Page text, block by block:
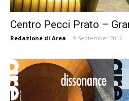
Centro Pecci Prato –
Redazione di Area - 9 September 2016